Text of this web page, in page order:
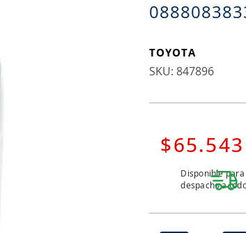
TOYOTA
:847896
$65.543
Disponible para
despacho a